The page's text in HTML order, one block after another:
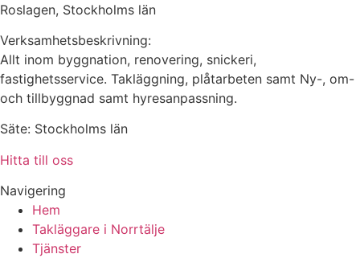
Roslagen, Stockholms län
Verksamhetsbeskrivning:
Allt inom byggnation, renovering, snickeri,
fastighetsservice. Takläggning, plåtarbeten samt Ny-, om-
och tillbyggnad samt hyresanpassning.
Säte: Stockholms län
Hitta till oss
Navigering
Hem
Takläggare i Norrtälje
Tjänster